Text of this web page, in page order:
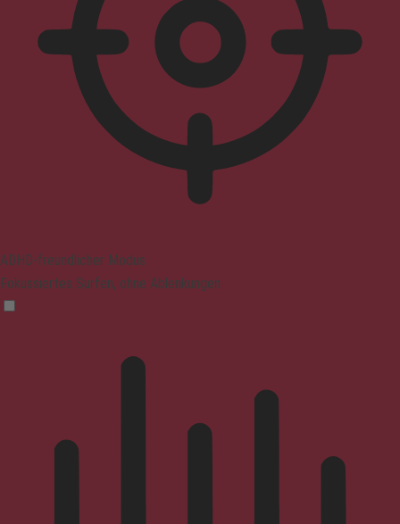
ADHD-freundlicher Modus
Fokussiertes Surfen, ohne Ablenkungen